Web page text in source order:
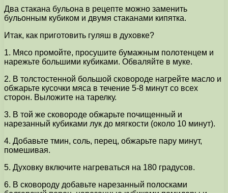
Два стакана бульона в рецепте можно заменить
бульонным кубиком и двумя стаканами кипятка.
Итак, как приготовить гуляш в духовке?
1. Мясо промойте, просушите бумажным полотенцем и
нарежьте большими кубиками. Обваляйте в муке.
2. В толстостенной большой сковороде нагрейте масло и
обжарьте кусочки мяса в течение 5-8 минут со всех
сторон. Выложите на тарелку.
3. В той же сковороде обжарьте почищенный и
нарезанный кубиками лук до мягкости (около 10 минут).
4. Добавьте тмин, соль, перец, обжарьте пару минут,
помешивая.
5. Духовку включите нагреваться на 180 градусов.
6. В сковороду добавьте нарезанный полосками